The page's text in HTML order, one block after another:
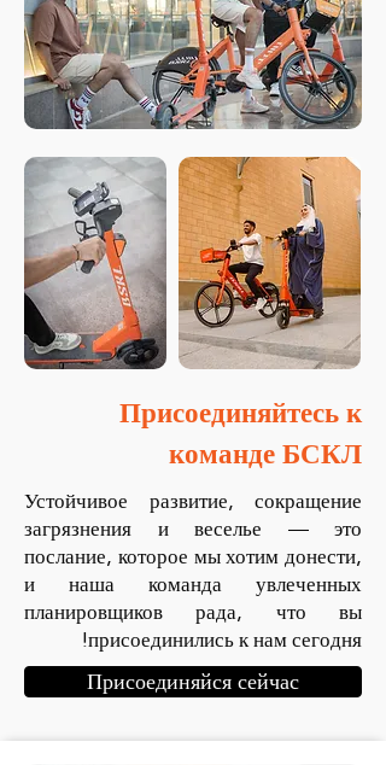
Присоединяйтесь к
команде БСКЛ
Устойчивое развитие, сокращение
загрязнения и веселье — это
послание, которое мы хотим донести,
и наша команда увлеченных
планировщиков рада, что вы
присоединились к нам сегодня!
Присоединяйся сейчас